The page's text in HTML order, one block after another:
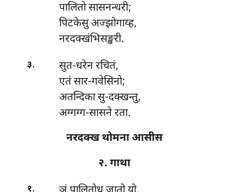
पालितो सासनन्धरी;
पिटकेसु अज्झोगाय्ह,
नरदक्खंभिसङ्खरी.
३. सुत-धरेनरचितं,
एतं सार-गवेसिनो;
अतन्दिका सु-दक्खन्तु,
अग्गग्ग-सासने रता.
नरदक्ख थोमना आसीस
२. गाथा
१.